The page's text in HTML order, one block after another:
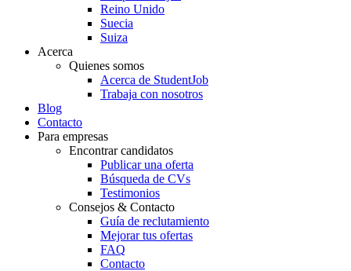
Reino Unido
Suecia
Suiza
Acerca
Quienes somos
Acerca de StudentJob
Trabaja con nosotros
Blog
Contacto
Para empresas
Encontrar candidatos
Publicar una oferta
Búsqueda de CVs
Testimonios
Consejos & Contacto
Guía de reclutamiento
Mejorar tus ofertas
FAQ
Contacto